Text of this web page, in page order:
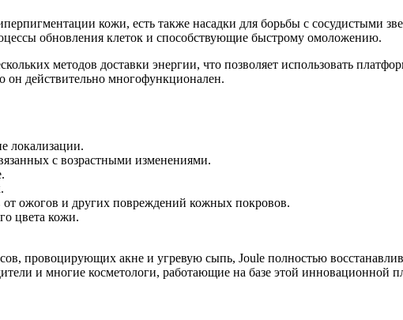
кожи, есть также насадки для борьбы с сосудистыми
обновления клеток и способствующие быстрому омоложению.
методов доставки энергии, что позволяет использовать
он действительно многофункционален.
локализации.
с возрастными изменениями.
от ожогов и других повреждений кожных покровов.
цвета кожи.
провоцирующих акне и угревую сыпь, Joule полностью
и многие косметологи, работающие на базе этой инновационной